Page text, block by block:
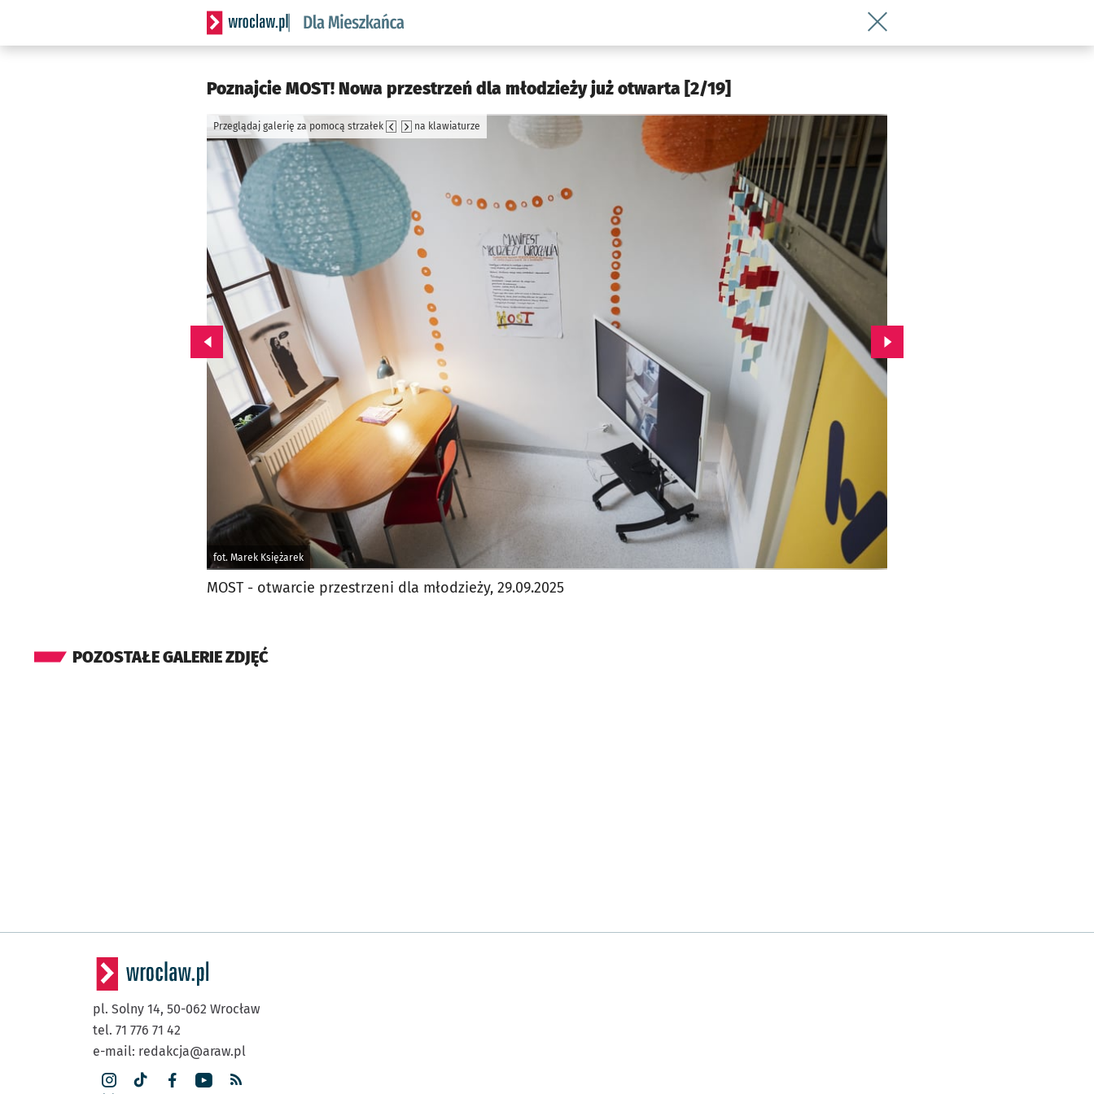
Serwis informacyjny wroclaw.pl podserwis: Dla mieszkańca
Wróć do artykułu Poznajcie MOST!
Poznajcie MOST! Nowa przestrzeń dla młodzieży już otwarta [2/19]
fot. Marek Księżarek
Przeglądaj galerię za pomocą strzałek na klawiaturze
Przejdź do poprzedniego zdjęcia. Przejdź do kolejnego zdjęcia.
MOST - otwarcie przestrzeni dla młodzieży, 29.09.2025
POZOSTAŁE GALERIE ZDJĘĆ
pl. Solny 14, 50-062 Wrocław
tel. 71 776 71 42
e-mail: redakcja@araw.pl